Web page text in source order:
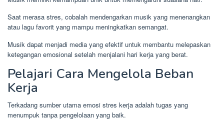
Saat merasa stres, cobalah mendengarkan musik yang menenangkan
atau lagu favorit yang mampu meningkatkan semangat.
Musik dapat menjadi media yang efektif untuk membantu melepaskan
ketegangan emosional setelah menjalani hari kerja yang berat.
Pelajari Cara Mengelola Beban
Kerja
Terkadang sumber utama emosi stres kerja adalah tugas yang
menumpuk tanpa pengelolaan yang baik.